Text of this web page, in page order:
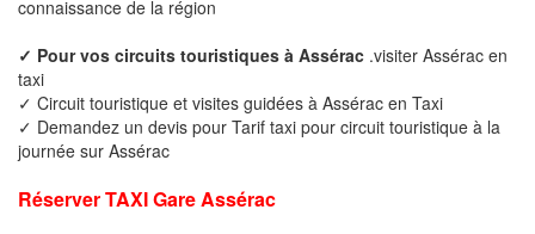
connaissance de la région
✓ Pour vos circuits touristiques à Assérac .visiter Assérac en
taxi
✓ Circuit touristique et visites guidées à Assérac en Taxi
✓ Demandez un devis pour Tarif taxi pour circuit touristique à la
journée sur Assérac
Réserver TAXI Gare Assérac